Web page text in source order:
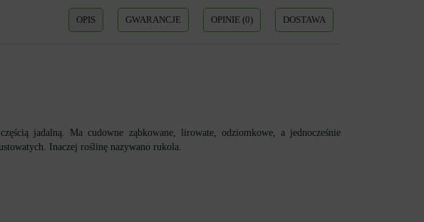
OPIS GWARANCJE OPINIE (0) DOSTAWA
jadalną. Ma cudowne ząbkowane, lirowate, odziomkowe, a jednocześnie
Inaczej roślinę nazywano rukola.